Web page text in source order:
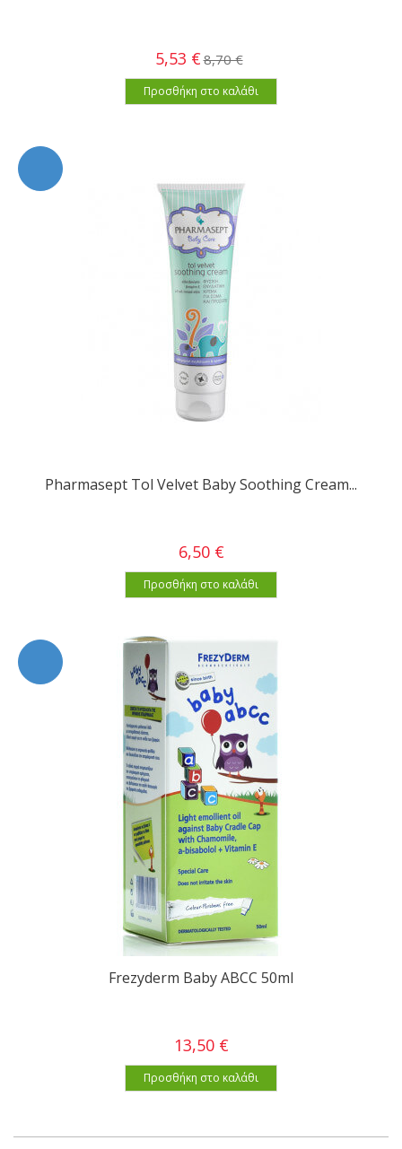
5,53 €8,70 €
Προσθήκη στο καλάθι
Pharmasept Tol Velvet Baby Soothing Cream...
6,50 €
Προσθήκη στο καλάθι
Frezyderm Baby ABCC 50ml
13,50 €
Προσθήκη στο καλάθι